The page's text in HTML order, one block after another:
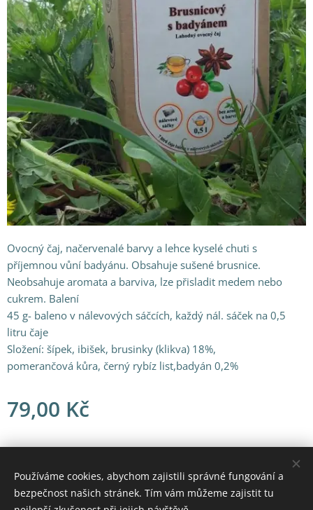
Ovocný čaj, načervenalé barvy a lehce kyselé chuti s
příjemnou vůní badyánu. Obsahuje sušené brusnice.
Neobsahuje aromata a barviva, lze přisladit medem nebo
cukrem. Balení
45 g- baleno v nálevových sáčcích, každý nál. sáček na 0,5
litru čaje
Složení: šípek, ibišek, brusinky (klikva) 18%,
pomerančová kůra, černý rybíz list,badyán 0,2%
79,00 Kč
© 2021 Všechna práva vyhrazena
Vytvořeno službouWebnode Cookies
Používáme cookies, abychom zajistili správné fungování a
bezpečnost našich stránek. Tím vám můžeme zajistit tu